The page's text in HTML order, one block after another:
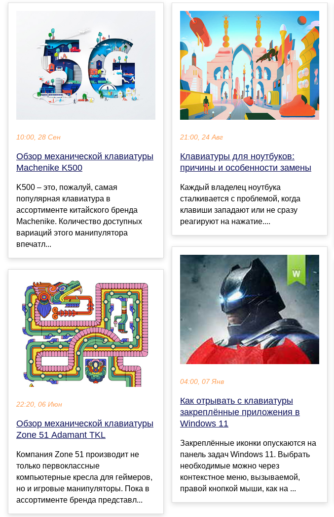
10:00, 28 Сен
Обзор механической клавиатуры
Machenike K500
K500 – это, пожалуй, самая
популярная клавиатура в
ассортименте китайского бренда
Machenike. Количество доступных
вариаций этого манипулятора
впечатл...
22:20, 06 Июн
Обзор механической клавиатуры
Zone 51 Adamant TKL
Компания Zone 51 производит не
только первоклассные
компьютерные кресла для геймеров,
но и игровые манипуляторы. Пока в
ассортименте бренда представл...
21:00, 24 Авг
Клавиатуры для ноутбуков:
причины и особенности замены
Каждый владелец ноутбука
сталкивается с проблемой, когда
клавиши западают или не сразу
реагируют на нажатие....
04:00, 07 Янв
Как отрывать с клавиатуры
закреплённые приложения в
Windows 11
Закреплённые иконки опускаются на
панель задач Windows 11. Выбрать
необходимые можно через
контекстное меню, вызываемой,
правой кнопкой мыши, как на ...